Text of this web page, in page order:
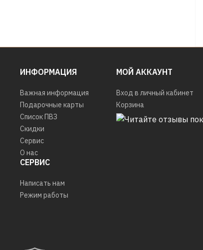
ИНФОРМАЦИЯ
Важная информация
Подарочные карты
Список ПВЗ
Скидки
Сервис
О нас
МОЙ АККАУНТ
Вход в личный кабинет
Корзина
СЕРВИС
Написать нам
Режим работы